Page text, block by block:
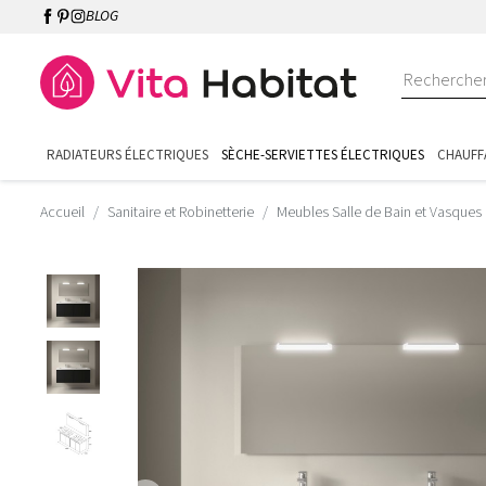
BLOG
RADIATEURS ÉLECTRIQUES SÈCHE-SERVIETTES ÉLECTRIQUES
Accueil Sanitaire et Robinetterie Meubles Salle de Bain et Vasques